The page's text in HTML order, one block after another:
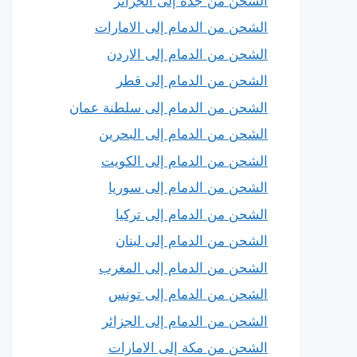
الشحن من الدمام إلى الامارات
الشحن من الدمام إلى الاردن
الشحن من الدمام إلى قطر
الشحن من الدمام إلى سلطنة عمان
الشحن من الدمام إلى البحرين
الشحن من الدمام إلى الكويت
الشحن من الدمام إلى سوريا
الشحن من الدمام إلى تركيا
الشحن من الدمام إلى لبنان
الشحن من الدمام إلى المغرب
الشحن من الدمام إلى تونس
الشحن من الدمام إلى الجزائر
الشحن من مكة إلى الامارات